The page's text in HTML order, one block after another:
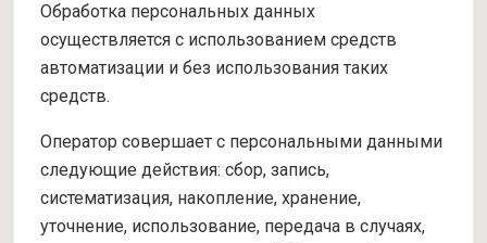
Обработка персональных данных
осуществляется с использованием средств
автоматизации и без использования таких
средств.
Оператор совершает с персональными данными
следующие действия: сбор, запись,
систематизация, накопление, хранение,
уточнение, использование, передача в случаях,